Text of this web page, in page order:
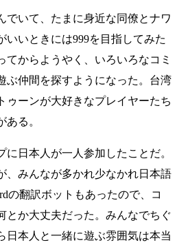
でいて、たまに身近な同僚とナワ
いいときには999を目指してみた
てからようやく、いろいろなコミ
ぶ仲間を探すようになった。台湾
ゥーンが大好きなプレイヤーたち
ある。
日本人が一人参加したことだ。
、みんなが多かれ少なかれ日本語
の翻訳ボットもあったので、コ
とか大丈夫だった。みんなでちぐ
日本人と一緒に遊ぶ雰囲気は本当